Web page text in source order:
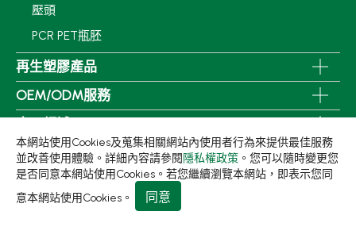
壓頭
PCR PET瓶胚
再生塑膠產品
OEM/ODM服務
永續發展
新聞中心
本網站使用Cookies及蒐集相關網站內使用者行為來提供最佳服務
並改善使用體驗。詳細內容請參閱 隱私權政策 。您可以隨時變更您
是否同意本網站使用Cookies。若您繼續瀏覽本網站，即表示您同
意本網站使用Cookies。
同意